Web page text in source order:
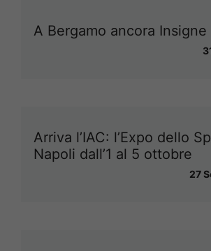
A Bergamo ancora Insigne
Arriva l’IAC: l’Expo dello
Napoli dall’1 al 5 ottobre
27